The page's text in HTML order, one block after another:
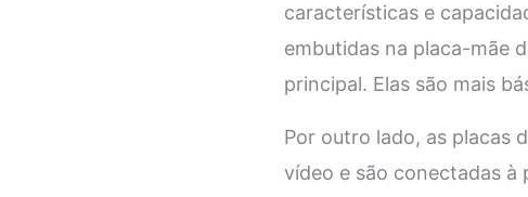
características e
embutidas na placa-mãe
principal. Elas são mais
Por outro lado, as placas
vídeo e são conectadas à